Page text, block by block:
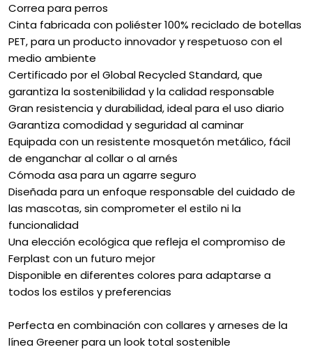
Correa para perros
Cinta fabricada con poliéster 100% reciclado de botellas
PET, para un producto innovador y respetuoso con el
medio ambiente
Certificado por el Global Recycled Standard, que
garantiza la sostenibilidad y la calidad responsable
Gran resistencia y durabilidad, ideal para el uso diario
Garantiza comodidad y seguridad al caminar
Equipada con un resistente mosquetón metálico, fácil
de enganchar al collar o al arnés
Cómoda asa para un agarre seguro
Diseñada para un enfoque responsable del cuidado de
las mascotas, sin comprometer el estilo ni la
funcionalidad
Una elección ecológica que refleja el compromiso de
Ferplast con un futuro mejor
Disponible en diferentes colores para adaptarse a
todos los estilos y preferencias
Perfecta en combinación con collares y arneses de la
línea Greener para un look total sostenible